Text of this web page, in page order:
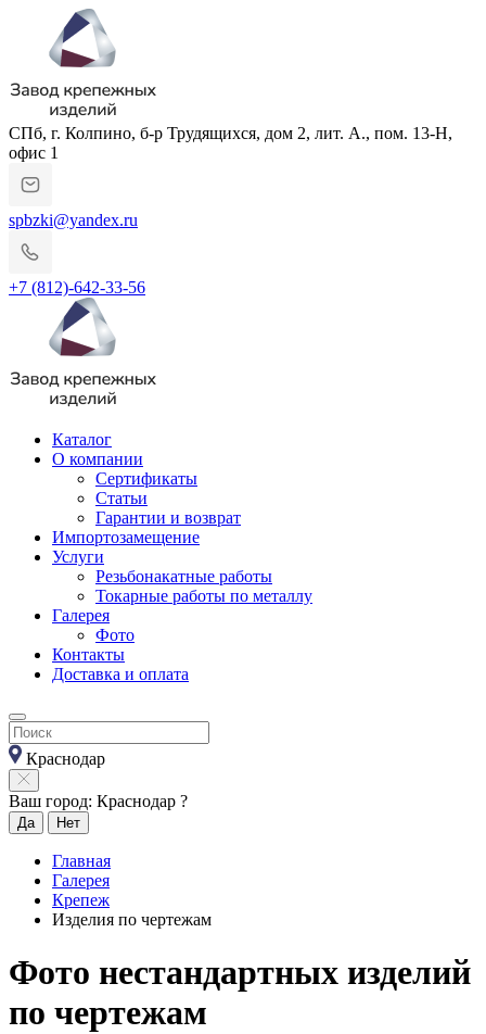
СПб, г. Колпино, б-р Трудящихся, дом 2, лит. А., пом. 13-Н,
офис 1
spbzki@yandex.ru
+7 (812)-642-33-56
Каталог
О компании
Сертификаты
Статьи
Гарантии и возврат
Импортозамещение
Услуги
Резьбонакатные работы
Токарные работы по металлу
Галерея
Фото
Контакты
Доставка и оплата
Краснодар
Ваш город: Краснодар ?
Да Нет
Главная
Галерея
Крепеж
Изделия по чертежам
Фото нестандартных изделий
по чертежам